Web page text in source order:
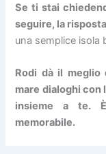
Se ti stai
seguire, la
una semplice isola
Rodi dà il
mare dialoghi con
insieme a te.
memorabile.